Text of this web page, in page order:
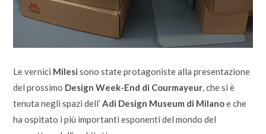
Le vernici Milesi sono state protagoniste alla presentazione
del prossimo Design Week-End di Courmayeur, che si è
tenuta negli spazi dell’Adi Design Museum di Milanoe che
ha ospitato i più importanti esponenti del mondo del